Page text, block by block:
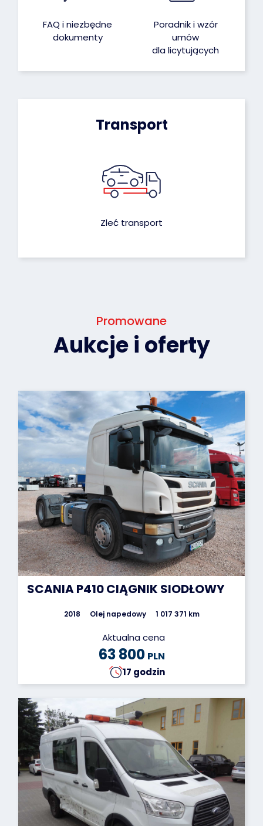
FAQ i niezbędne
dokumenty
Poradnik i wzór
umów
dla licytujących
Transport
Zleć transport
Promowane
Aukcje i oferty
SCANIA P410 CIĄGNIK SIODŁOWY
2018 Olej napedowy 1 017 371 km
Aktualna cena
63 800 PLN
17 godzin